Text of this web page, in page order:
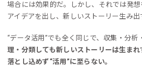
場合には効果的だ。しかし、それでは発
アイデアを出し、新しいストーリー生み出
“データ活用”でも全く同じで、収集・分析
理・分類しても新しいストーリーは生ま
落とし込めず“活用”に至らない。